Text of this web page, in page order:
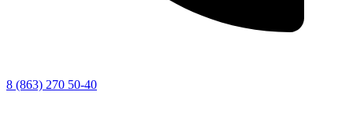
8 (863) 270 50-40